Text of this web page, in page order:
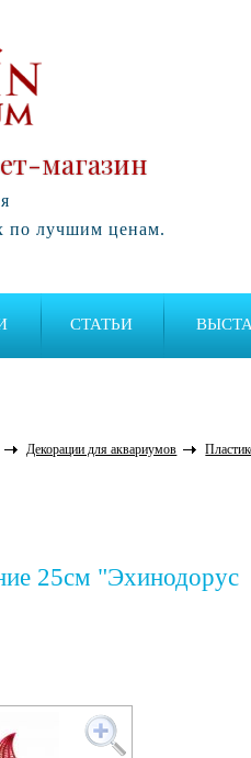
магазин
по лучшим ценам.
СТАТЬИ
Декорации для аквариумов
25см "Эхинодорус